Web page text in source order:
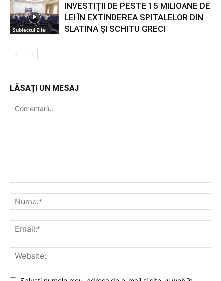
Subiectul Zilei
INVESTIȚII DE PESTE 15 MILIOANE DE
LEI ÎN EXTINDEREA SPITALELOR DIN
SLATINA ȘI SCHITU GRECI
LĂSAȚI UN MESAJ